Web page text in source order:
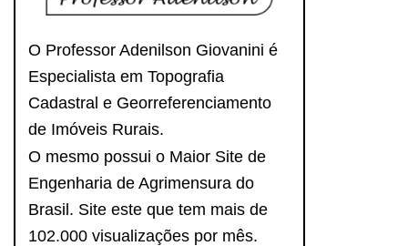
O Professor Adenilson Giovanini é
Especialista em Topografia
Cadastral e Georreferenciamento
de Imóveis Rurais.
O mesmo possui o Maior Site de
Engenharia de Agrimensura do
Brasil. Site este que tem mais de
102.000 visualizações por mês.